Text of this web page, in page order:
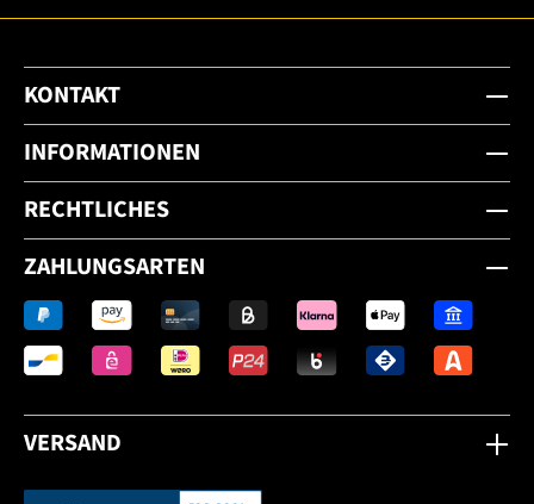
KONTAKT
INFORMATIONEN
RECHTLICHES
ZAHLUNGSARTEN
VERSAND